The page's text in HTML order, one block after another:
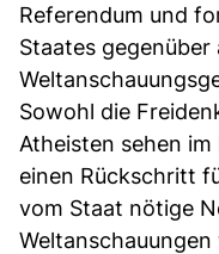
Referendum und
Staates gegenüber
Sowohl die
Atheisten sehen im
einen Rückschritt
vom Staat nötige